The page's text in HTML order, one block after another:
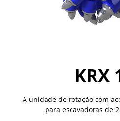
KRX
A unidade de rotação com
para escavadoras de